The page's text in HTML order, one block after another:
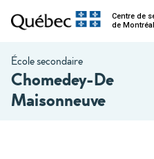
Centre de
de Montréal
École secondaire
Chomedey-De
Maisonneuve